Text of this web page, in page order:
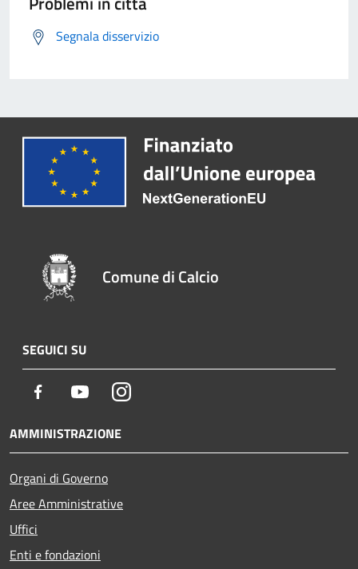
Segnala disservizio
Comune di Calcio
SEGUICI SU
Facebook YoutubeInstagram
AMMINISTRAZIONE
Organi di Governo
Aree Amministrative
Uffici
Enti e fondazioni